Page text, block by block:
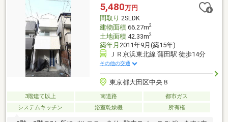
5,480万円
間取り 2SLDK
建物面積66.27m2
土地面積42.33m2
築年月 2011年9月(築15年)
ＪＲ京浜東北線 蒲田駅 徒歩14分
その他の交通
東京都大田区中央８
3階建て以上 南道路
都市ガス
システムキッチン
浴室乾燥機 所有権